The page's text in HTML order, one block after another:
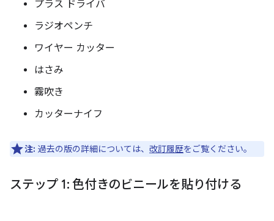
プラス ドライバ
ラジオペンチ
ワイヤー カッター
はさみ
霧吹き
カッターナイフ
注: 過去の版の詳細については、 改訂履歴をご覧ください。
ステップ 1: 色付きのビニールを貼り付ける